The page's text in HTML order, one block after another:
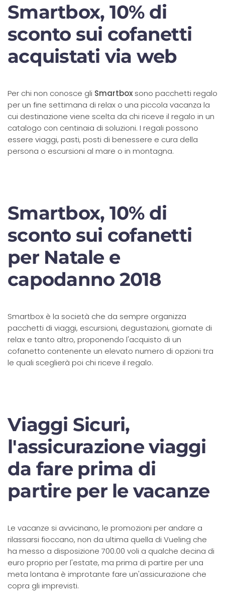
Smartbox, 10% di
sconto sui cofanetti
acquistati via web
Per chi non conosce gli Smartbox sono pacchetti regalo
per un fine settimana di relax o una piccola vacanza la
cui destinazione viene scelta da chi riceve il regalo in un
catalogo con centinaia di soluzioni. I regali possono
essere viaggi, pasti, posti di benessere e cura della
persona o escursioni al mare o in montagna.
Smartbox, 10% di
sconto sui cofanetti
per Natale e
capodanno 2018
Smartbox è la società che da sempre organizza
pacchetti di viaggi, escursioni, degustazioni, giornate di
relax e tanto altro, proponendo l'acquisto di un
cofanetto contenente un elevato numero di opzioni tra
le quali sceglierà poi chi riceve il regalo.
Viaggi Sicuri,
l'assicurazione viaggi
da fare prima di
partire per le vacanze
Le vacanze si avvicinano, le promozioni per andare a
rilassarsi fioccano, non da ultima quella di Vueling che
ha messo a disposizione 700.00 voli a qualche decina di
euro proprio per l'estate, ma prima di partire per una
meta lontana è improtante fare un'assicurazione che
copra gli imprevisti.